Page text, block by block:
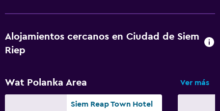
Alojamientos cercanos en Ciudad de Siem
Riep
Wat Polanka Area Ver más
Siem Reap Town Hotel